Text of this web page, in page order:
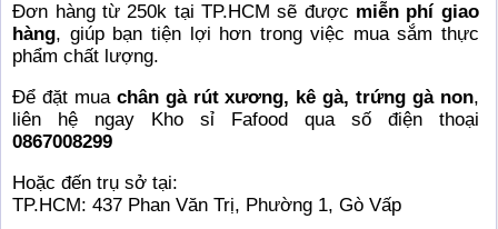
Đơn hàng từ 250k tại TP.HCM sẽ được miễn phí giao
hàng, giúp bạn tiện lợi hơn trong việc mua sắm thực
phẩm chất lượng.
Để đặt mua chân gà rút xương, kê gà, trứng gà non,
liên hệ ngay Kho sỉ Fafood qua số điện thoại
0867008299
Hoặc đến trụ sở tại:
TP.HCM: 437 Phan Văn Trị, Phường 1, Gò Vấp